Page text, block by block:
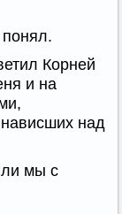
Корней
и на
над
мы с